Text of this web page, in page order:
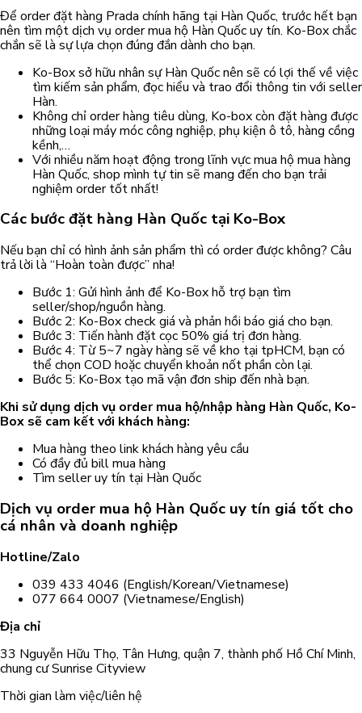
Để order đặt hàng Prada chính hãng tại Hàn Quốc, trước hết bạn
nên tìm một dịch vụ order mua hộ Hàn Quốc uy tín. Ko-Box chắc
chắn sẽ là sự lựa chọn đúng đắn dành cho bạn.
Ko-Box sở hữu nhân sự Hàn Quốc nên sẽ có lợi thế về việc
tìm kiếm sản phẩm, đọc hiểu và trao đổi thông tin với seller
Hàn.
Không chỉ order hàng tiêu dùng, Ko-box còn đặt hàng được
những loại máy móc công nghiệp, phụ kiện ô tô, hàng cồng
kềnh,…
Với nhiều năm hoạt động trong lĩnh vực mua hộ mua hàng
Hàn Quốc, shop mình tự tin sẽ mang đến cho bạn trải
nghiệm order tốt nhất!
Các bước đặt hàng Hàn Quốc tại Ko-Box
Nếu bạn chỉ có hình ảnh sản phẩm thì có order được không? Câu
trả lời là “Hoàn toàn được” nha!
Bước 1: Gửi hình ảnh để Ko-Box hỗ trợ bạn tìm
seller/shop/nguồn hàng.
Bước 2: Ko-Box check giá và phản hồi báo giá cho bạn.
Bước 3: Tiến hành đặt cọc 50% giá trị đơn hàng.
Bước 4: Từ 5~7 ngày hàng sẽ về kho tại tpHCM, bạn có
thể chọn COD hoặc chuyển khoản nốt phần còn lại.
Bước 5: Ko-Box tạo mã vận đơn ship đến nhà bạn.
Khi sử dụng dịch vụ order mua hộ/nhập hàng Hàn Quốc, Ko-
Box sẽ cam kết với khách hàng:
Mua hàng theo link khách hàng yêu cầu
Có đầy đủ bill mua hàng
Tìm seller uy tín tại Hàn Quốc
Dịch vụ order mua hộ Hàn Quốc uy tín giá tốt cho
cá nhân và doanh nghiệp
Hotline/Zalo
039 433 4046 (English/Korean/Vietnamese)
077 664 0007 (Vietnamese/English)
Địa chỉ
33 Nguyễn Hữu Thọ, Tân Hưng, quận 7, thành phố Hồ Chí Minh,
chung cư Sunrise Cityview
Thời gian làm việc/liên hệ